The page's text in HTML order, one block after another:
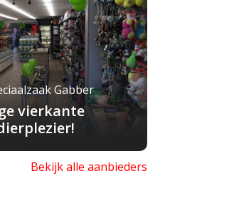
Gabber
vierkante
Bekijk alle aanbieders